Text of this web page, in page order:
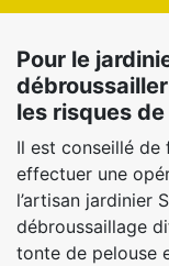
Pour le
les risques
Il est conseillé de
effectuer une
l’artisan jardinier
débroussaillage
tonte de pelouse